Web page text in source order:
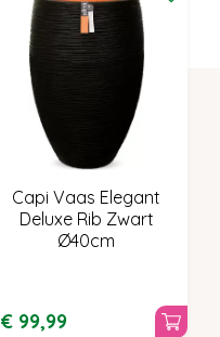
Capi Vaas Elegant
Deluxe Rib Zwart
Ø40cm
€ 99,99